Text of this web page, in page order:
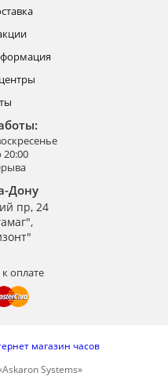
20:00
Дону
пр, 24
оплате
магазин часов
Askaron Systems»